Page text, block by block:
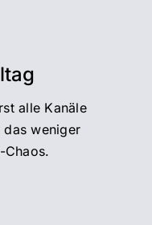
alle Kanäle
das weniger
Chaos.